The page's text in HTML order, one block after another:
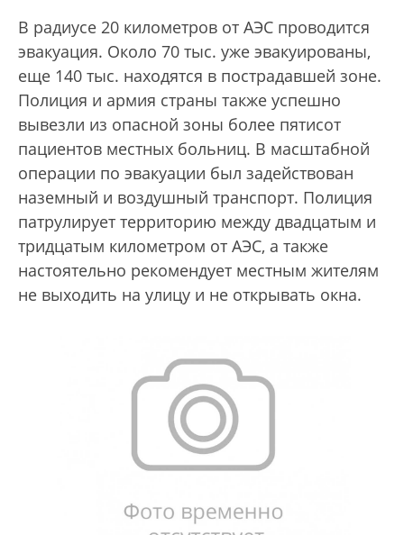
В радиусе 20 километров от АЭС проводится
эвакуация. Около 70 тыс. уже эвакуированы,
еще 140 тыс. находятся в пострадавшей зоне.
Полиция и армия страны также успешно
вывезли из опасной зоны более пятисот
пациентов местных больниц. В масштабной
операции по эвакуации был задействован
наземный и воздушный транспорт. Полиция
патрулирует территорию между двадцатым и
тридцатым километром от АЭС, а также
настоятельно рекомендует местным жителям
не выходить на улицу и не открывать окна.